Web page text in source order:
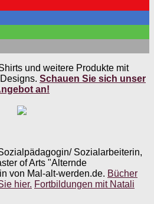
und weitere Produkte mit
Schauen Sie sich unser
an!
Sozialarbeiterin,
of Arts "Alternde
von Mal-alt-werden.de. Bücher
hier. Fortbildungen mit Natali